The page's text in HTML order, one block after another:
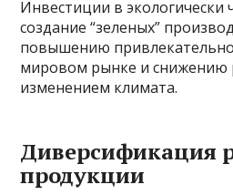
Инвестиции в экологически
создание “зеленых”
повышению
мировом рынке и снижению
изменением климата.
Диверсификация
продукции